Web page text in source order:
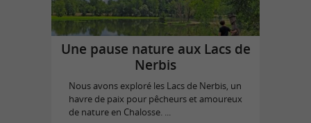
Une pause nature aux Lacs de
Nerbis
Nous avons exploré les Lacs de Nerbis, un
havre de paix pour pêcheurs et amoureux
de nature en Chalosse. ...